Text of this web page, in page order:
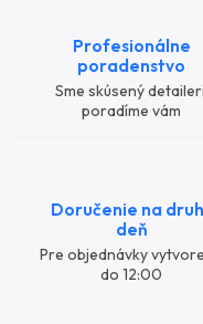
Profesionálne
poradenstvo
Sme skúsený
poradíme vám
Doručenie na
deň
Pre objednávky
do 12:00